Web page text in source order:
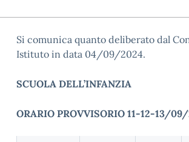
Si comunica quanto deliberato dal
Istituto in data 04/09/2024.
SCUOLA DELL’INFANZIA
ORARIO PROVVISORIO 11-12-13/